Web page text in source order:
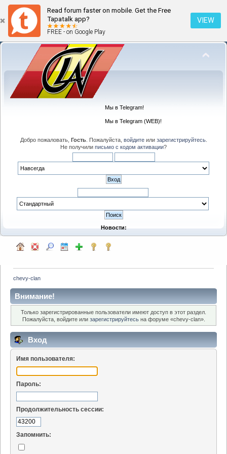
Read forum faster on mobile. Get the Free
Tapatalk app?
FREE - on Google Play
VIEW
Мы в Telegram!
Мы в Telegram (WEB)!
Добро пожаловать, Гость. Пожалуйста, войдитеили зарегистрируйтесь.
Не получили письмо с кодом активации?
Новости:
chevy-clan
Внимание!
Только зарегистрированные пользователи имеют доступ в этот раздел.
Пожалуйста, войдите или зарегистрируйтесьна форуме «chevy-clan».
Вход
Имя пользователя:
Пароль:
Продолжительность сессии:
Запомнить: